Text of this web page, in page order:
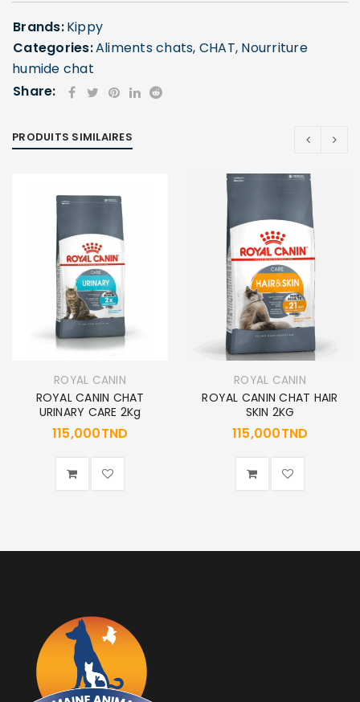
Brands:Kippy
Categories:Aliments chats, CHAT, Nourriture
humide chat
Share:
PRODUITS SIMILAIRES
ROYAL CANIN
ROYAL CANIN CHAT
URINARY CARE 2Kg
115,000TND
ROYAL CANIN
ROYAL CANIN CHAT HAIR
SKIN 2KG
115,000TND